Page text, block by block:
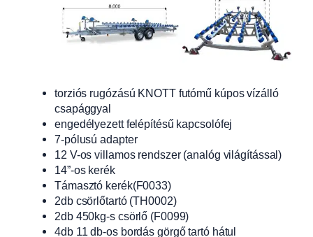
torziós rugózású KNOTT futómű kúpos vízálló
csapággyal
engedélyezett felépítésű kapcsolófej
7-pólusú adapter
12 V-os villamos rendszer (analóg világítással)
14”-os kerék
Támasztó kerék(F0033)
2db csörlőtartó (TH0002)
2db 450kg-s csörlő (F0099)
4db 11 db-os bordás görgő tartó hátul